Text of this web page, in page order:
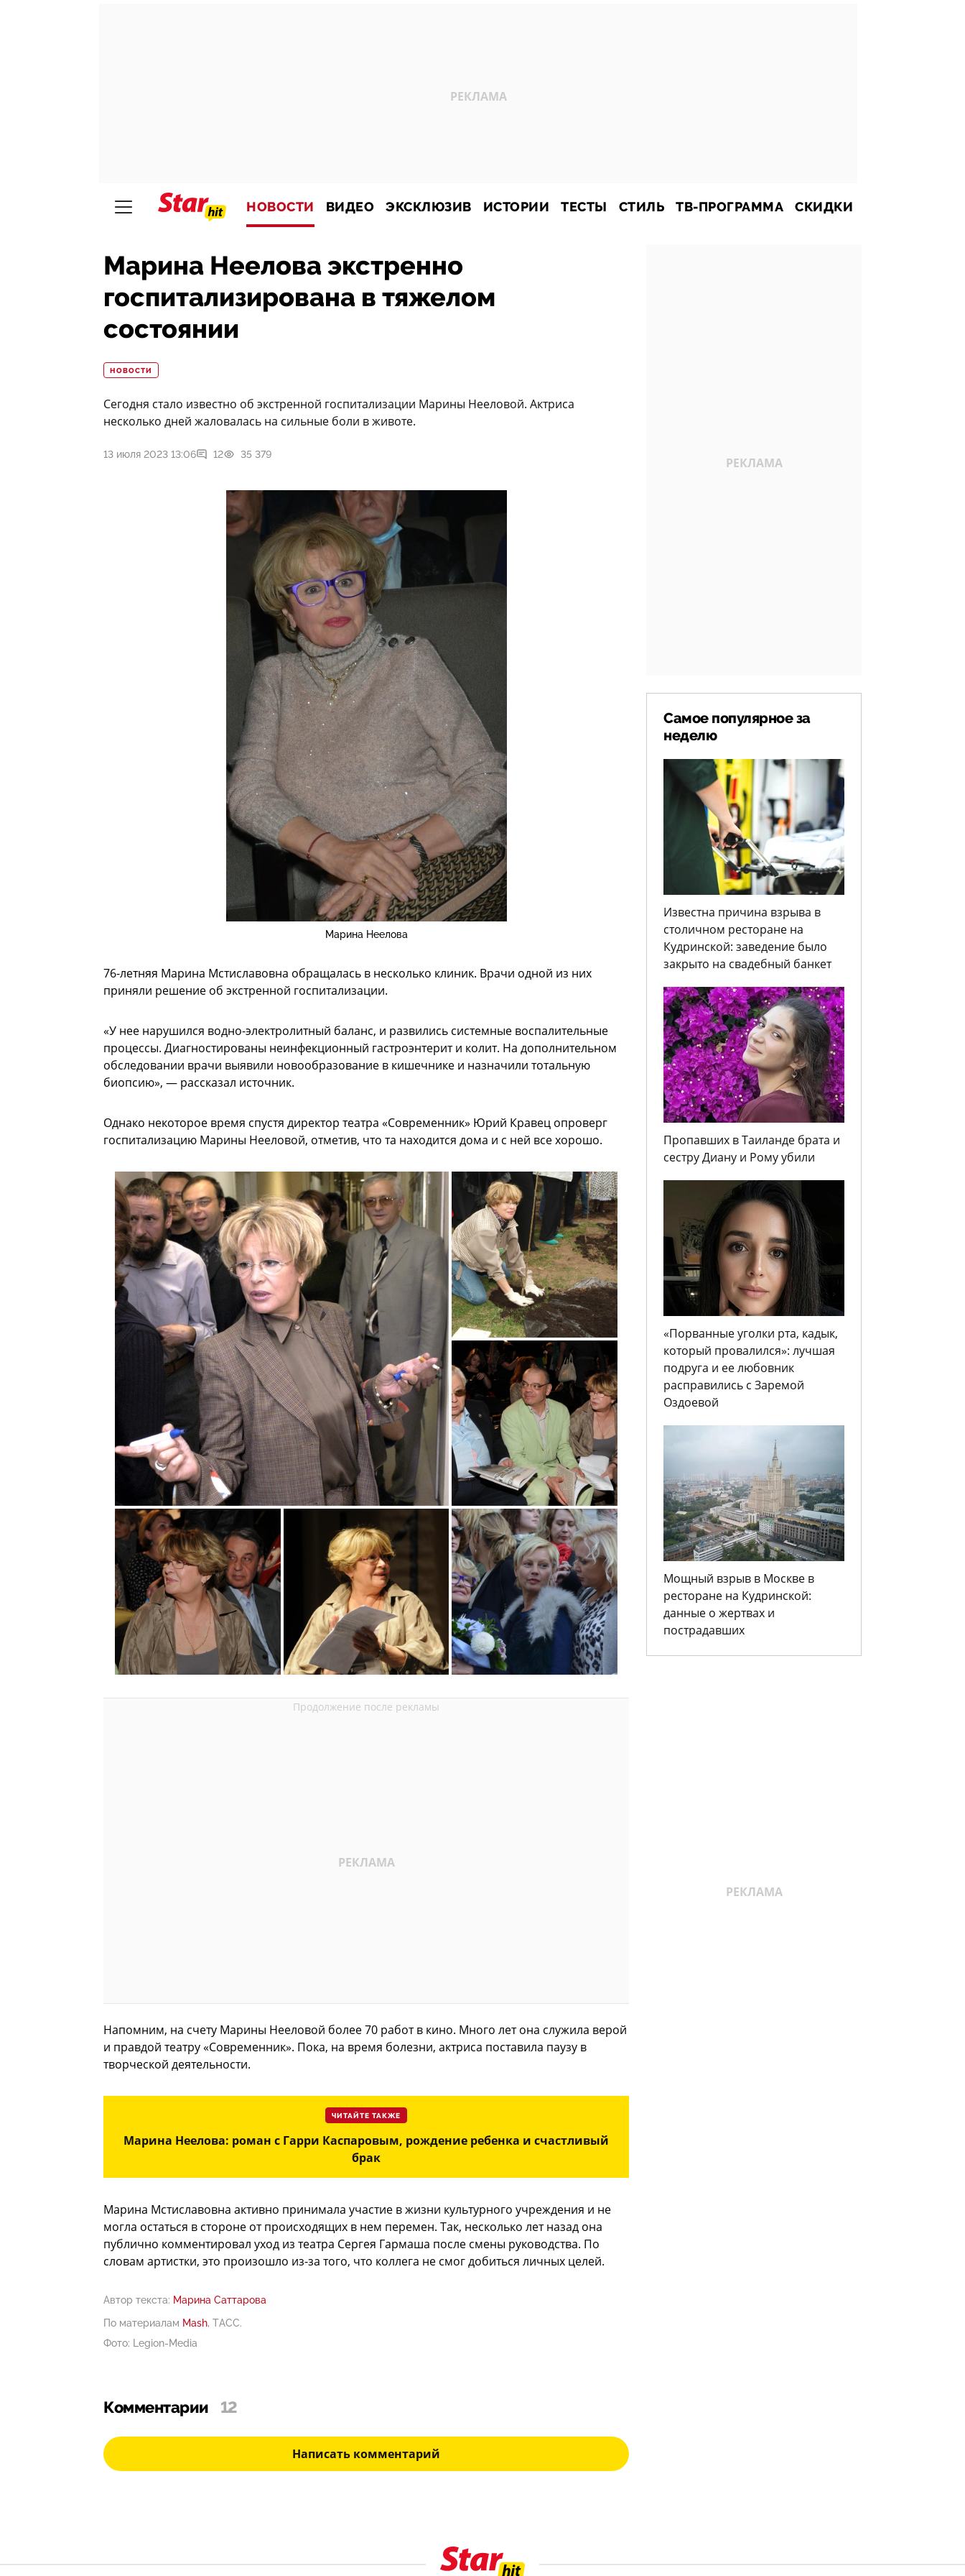
НОВОСТИ ВИДЕО ЭКСКЛЮЗИВ ИСТОРИИ ТЕСТЫ СТИЛЬ ТВ-ПРОГРАММА СКИДКИ
Марина Неелова экстренно
госпитализирована в тяжелом
состоянии
НОВОСТИ
Сегодня стало известно об экстренной госпитализации Марины Нееловой. Актриса
несколько дней жаловалась на сильные боли в животе.
13 июля 2023 13:06 12 35 379
Марина Неелова
76-летняя Марина Мстиславовна обращалась в несколько клиник. Врачи одной из них
приняли решение об экстренной госпитализации.
«У нее нарушился водно-электролитный баланс, и развились системные воспалительные
процессы. Диагностированы неинфекционный гастроэнтерит и колит. На дополнительном
обследовании врачи выявили новообразование в кишечнике и назначили тотальную
биопсию», — рассказал источник.
Однако некоторое время спустя директор театра «Современник» Юрий Кравец опроверг
госпитализацию Марины Нееловой, отметив, что та находится дома и с ней все хорошо.
Напомним, на счету Марины Нееловой более 70 работ в кино. Много лет она служила верой
и правдой театру «Современник». Пока, на время болезни, актриса поставила паузу в
творческой деятельности.
ЧИТАЙТЕ ТАКЖЕ
Марина Неелова: роман с Гарри Каспаровым, рождение ребенка и счастливый
брак
Марина Мстиславовна активно принимала участие в жизни культурного учреждения и не
могла остаться в стороне от происходящих в нем перемен. Так, несколько лет назад она
публично комментировал уход из театра Сергея Гармаша после смены руководства. По
словам артистки, это произошло из-за того, что коллега не смог добиться личных целей.
Автор текста: Марина Саттарова
По материалам Mash, ТАСС.
Фото: Legion-Media
Комментарии 12
Написать комментарий
Самое популярное за
неделю
Известна причина взрыва в
столичном ресторане на
Кудринской: заведение было
закрыто на свадебный банкет
Пропавших в Таиланде брата и
сестру Диану и Рому убили
«Порванные уголки рта, кадык,
который провалился»: лучшая
подруга и ее любовник
расправились с Заремой
Оздоевой
Мощный взрыв в Москве в
ресторане на Кудринской:
данные о жертвах и
пострадавших